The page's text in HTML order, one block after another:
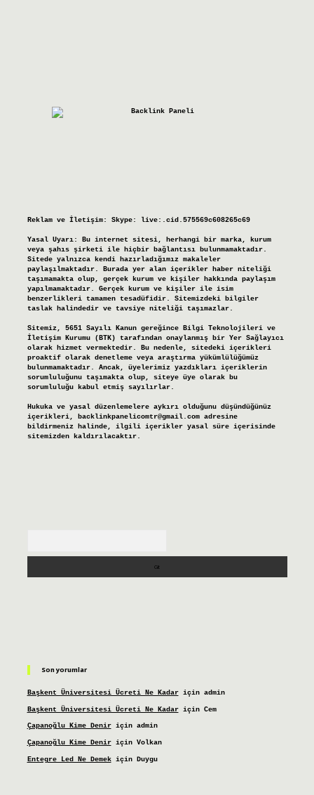
Reklam ve İletişim: Skype: live:.cid.575569c608265c69
Yasal Uyarı:
Bu internet sitesi, herhangi bir marka, kurum
veya şahıs şirketi ile hiçbir bağlantısı bulunmamaktadır.
Sitede yalnızca kendi hazırladığımız makaleler
paylaşılmaktadır. Burada yer alan içerikler haber niteliği
taşımamakta olup, gerçek kurum ve kişiler hakkında paylaşım
yapılmamaktadır. Gerçek kurum ve kişiler ile isim
benzerlikleri tamamen tesadüfidir. Sitemizdeki bilgiler
taslak halindedir ve tavsiye niteliği taşımazlar.
Sitemiz, 5651 Sayılı Kanun gereğince Bilgi Teknolojileri ve
İletişim Kurumu (BTK) tarafından onaylanmış bir Yer Sağlayıcı
olarak hizmet vermektedir. Bu nedenle, sitedeki içerikleri
proaktif olarak denetleme veya araştırma yükümlülüğümüz
bulunmamaktadır. Ancak, üyelerimiz yazdıkları içeriklerin
sorumluluğunu taşımakta olup, siteye üye olarak bu
sorumluluğu kabul etmiş sayılırlar.
Hukuka ve yasal düzenlemelere aykırı olduğunu düşündüğünüz
içerikleri, backlinkpanelicomtr@gmail.comadresine
bildirmeniz halinde, ilgili içerikler yasal süre içerisinde
sitemizden kaldırılacaktır.
Son yorumlar
Başkent Üniversitesi Ücreti Ne Kadariçin admin
Başkent Üniversitesi Ücreti Ne Kadariçin Cem
Çapanoğlu Kime Deniriçin admin
Çapanoğlu Kime Deniriçin Volkan
Entegre Led Ne Demekiçin Duygu